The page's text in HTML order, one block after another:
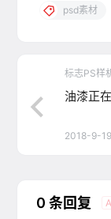
psd素材
标志PS样
油漆正
2018-9-
0 条回复 A